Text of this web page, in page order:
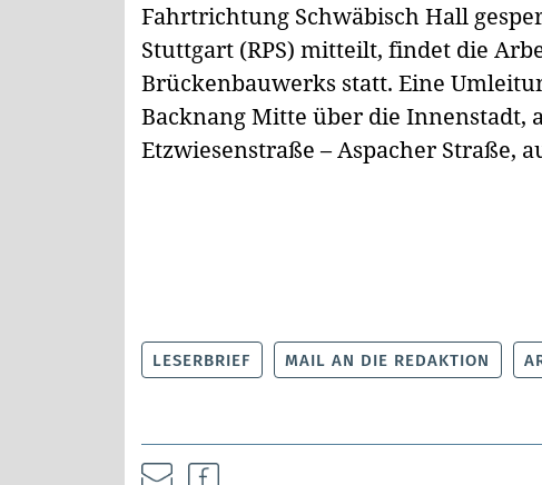
Fahrtrichtung Schwäbisch Hall
Stuttgart (RPS) mitteilt, findet die
Brückenbauwerks statt. Eine
Backnang Mitte über die Innenstadt,
Etzwiesenstraße – Aspacher Straße,
LESERBRIEF MAIL AN DIE REDAKTION